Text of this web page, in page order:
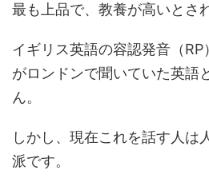
最も上品で、教養が高いとさ
イギリス英語の容認発音（
がロンドンで聞いていた英語
ん。
しかし、現在これを話す人は
派です。